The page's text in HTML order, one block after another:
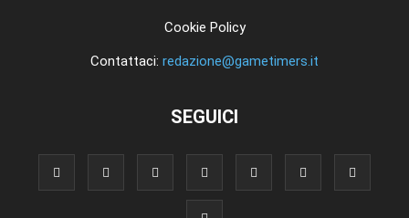
Cookie Policy
Contattaci: redazione@gametimers.it
SEGUICI